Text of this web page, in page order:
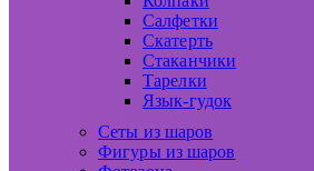
Салфетки
Скатерть
Стаканчики
Тарелки
Язык-гудок
Сеты из шаров
Фигуры из шаров